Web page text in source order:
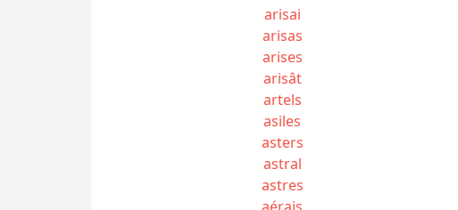
arisai
arisas
arises
arisât
artels
asiles
asters
astral
astres